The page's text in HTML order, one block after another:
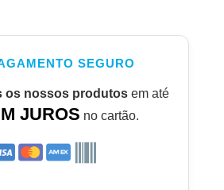
SEGURO
os nossos produtosem até
JUROS no cartão.